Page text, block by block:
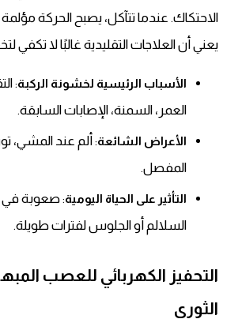
الاحتكاك. عندما تتآكل، يصبح الحركة
يعني أن العلاجات التقليدية غالبًا لا تكفي
الأسباب الرئيسية لخشونة الركبة:
العمر، السمنة، الإصابات السابقة.
الأعراض الشائعة: ألم عند المشي،
المفصل.
التأثير على الحياة اليومية: صعوبة
السلالم أو الجلوس لفترات طويلة.
التحفيز الكهربائي للعصب
الثوري